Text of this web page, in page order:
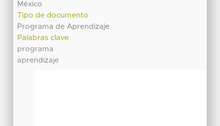
México
Tipo de documento
Programa de Aprendizaje
Palabras clave
programa
aprendizaje